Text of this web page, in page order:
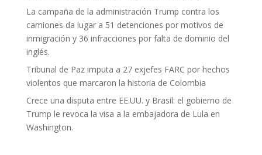
La campaña de la administración Trump contra los
camiones da lugar a 51 detenciones por motivos de
inmigración y 36 infracciones por falta de dominio del
inglés.
Tribunal de Paz imputa a 27 exjefes FARC por hechos
violentos que marcaron la historia de Colombia
Crece una disputa entre EE.UU. y Brasil: el gobierno de
Trump le revoca la visa a la embajadora de Lula en
Washington.